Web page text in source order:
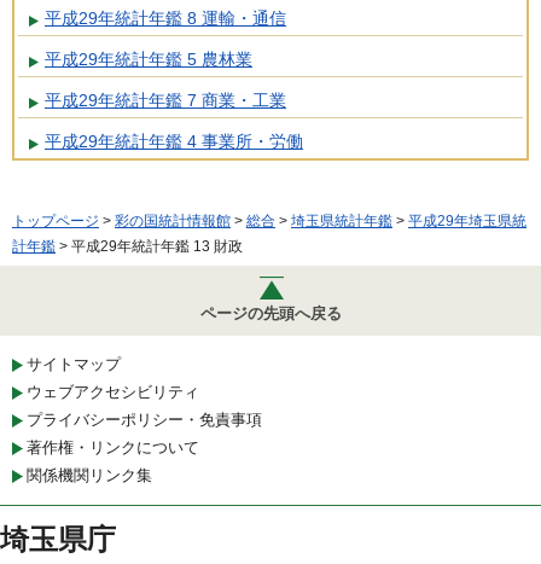
平成29年統計年鑑 8 運輸・通信
平成29年統計年鑑 5 農林業
平成29年統計年鑑 7 商業・工業
平成29年統計年鑑 4 事業所・労働
トップページ > 彩の国統計情報館 > 総合 > 埼玉県統計年鑑 > 平成29年埼玉県統
計年鑑 > 平成29年統計年鑑 13 財政
ページの先頭へ戻る
サイトマップ
ウェブアクセシビリティ
プライバシーポリシー・免責事項
著作権・リンクについて
関係機関リンク集
埼玉県庁